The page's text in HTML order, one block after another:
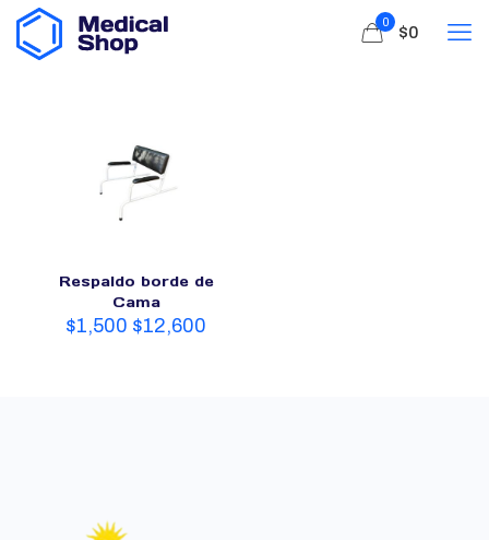
0
$0
Respaldo borde de
Cama
$1,500 $12,600